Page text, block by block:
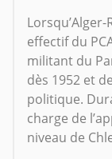
effectif du
militant du
dès 1952 et
politique.
charge de
niveau de